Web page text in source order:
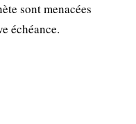
sont menacées
échéance.